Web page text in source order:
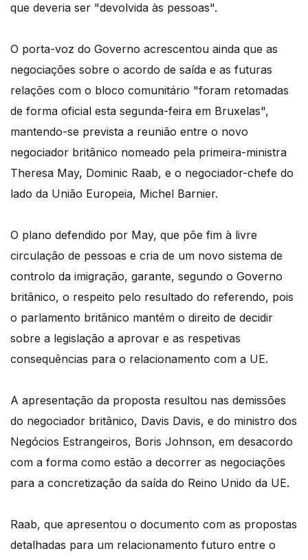
que deveria ser "devolvida às pessoas".
O porta-voz do Governo acrescentou ainda que as
negociações sobre o acordo de saída e as futuras
relações com o bloco comunitário "foram retomadas
de forma oficial esta segunda-feira em Bruxelas",
mantendo-se prevista a reunião entre o novo
negociador britânico nomeado pela primeira-ministra
Theresa May, Dominic Raab, e o negociador-chefe do
lado da União Europeia, Michel Barnier.
O plano defendido por May, que põe fim à livre
circulação de pessoas e cria de um novo sistema de
controlo da imigração, garante, segundo o Governo
britânico, o respeito pelo resultado do referendo, pois
o parlamento britânico mantém o direito de decidir
sobre a legislação a aprovar e as respetivas
consequências para o relacionamento com a UE.
A apresentação da proposta resultou nas demissões
do negociador britânico, Davis Davis, e do ministro dos
Negócios Estrangeiros, Boris Johnson, em desacordo
com a forma como estão a decorrer as negociações
para a concretização da saída do Reino Unido da UE.
Raab, que apresentou o documento com as propostas
detalhadas para um relacionamento futuro entre o